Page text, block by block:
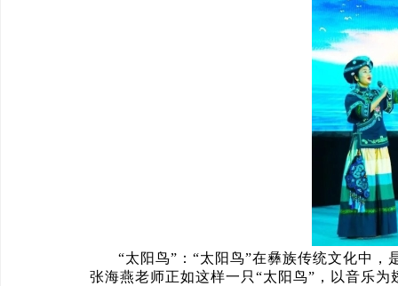
“太阳鸟”：“太阳鸟”在彝族传统文化中
张海燕老师正如这样一只“太阳鸟”，以音乐